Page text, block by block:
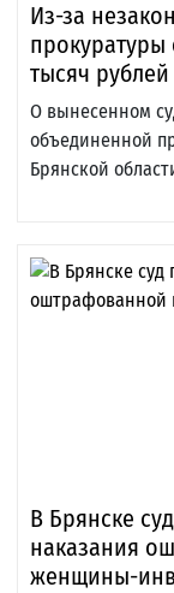
Из-за
тысяч рублей
О вынесенном
объединенной
Брянской
В Брянске
наказания
женщины-